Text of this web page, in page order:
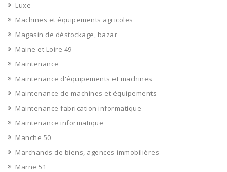
Luxe
Machines et équipements agricoles
Magasin de déstockage, bazar
Maine et Loire 49
Maintenance
Maintenance d'équipements et machines
Maintenance de machines et équipements
Maintenance fabrication informatique
Maintenance informatique
Manche 50
Marchands de biens, agences immobilières
Marne 51